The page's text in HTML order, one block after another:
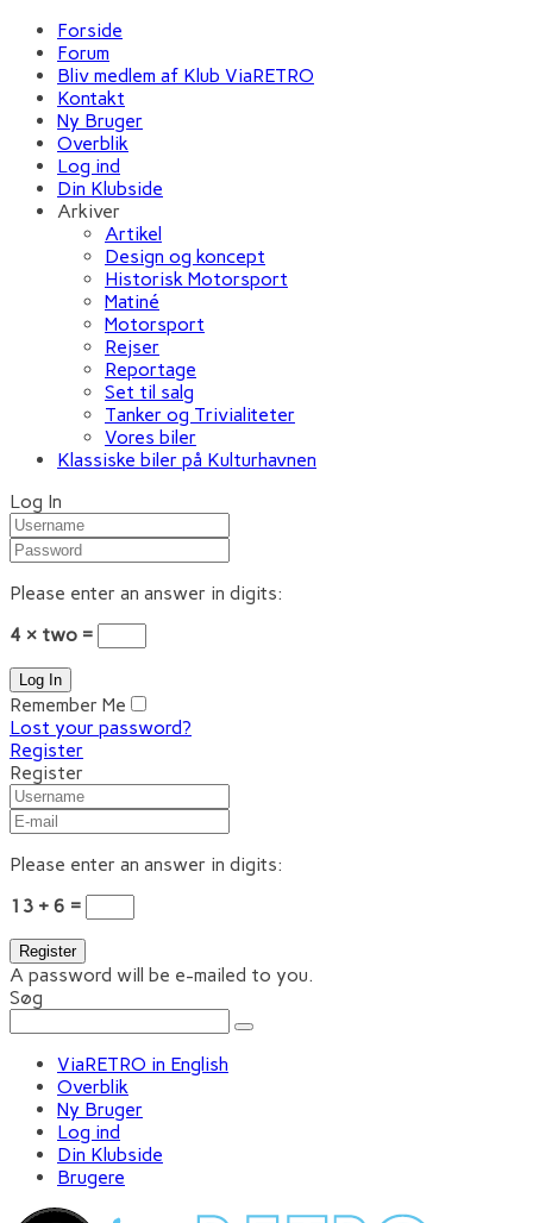
Forside
Forum
Bliv medlem af Klub ViaRETRO
Kontakt
Ny Bruger
Overblik
Log ind
Din Klubside
Arkiver
Artikel
Design og koncept
Historisk Motorsport
Matiné
Motorsport
Rejser
Reportage
Set til salg
Tanker og Trivialiteter
Vores biler
Klassiske biler på Kulturhavnen
Log In
Please enter an answer in digits:
4 × two =
Remember Me
Lost your password?
Register
Register
Please enter an answer in digits:
13 + 6 =
A password will be e-mailed to you.
Søg
ViaRETRO in English
Overblik
Ny Bruger
Log ind
Din Klubside
Brugere